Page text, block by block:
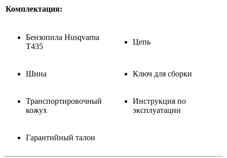
Комплектация:
Бензопила Husqvarna
T435
Цепь
Шина Ключ для сборки
Транспортировочный
кожух
Инструкция по
эксплуатации
Гарантийный талон